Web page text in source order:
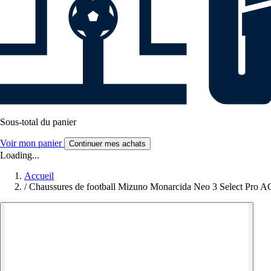
Sous-total du panier
Voir mon panier Continuer mes achats
Loading...
Accueil
/ Chaussures de football Mizuno Monarcida Neo 3 Select Pro